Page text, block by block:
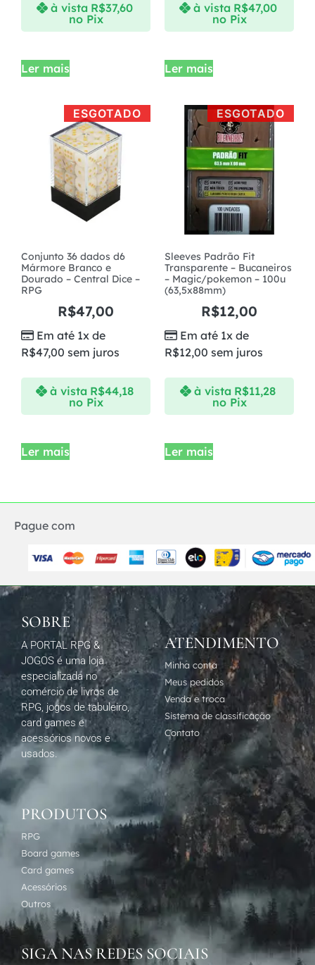
à vista R$37,60
no Pix
Ler mais
à vista R$47,00
no Pix
Ler mais
ESGOTADO
Conjunto 36 dados d6
Mármore Branco e
Dourado – Central Dice –
RPG
R$47,00
Em até 1x de
R$47,00 sem juros
à vista R$44,18
no Pix
Ler mais
ESGOTADO
Sleeves Padrão Fit
Transparente – Bucaneiros
– Magic/pokemon – 100u
(63,5x88mm)
R$12,00
Em até 1x de
R$12,00 sem juros
à vista R$11,28
no Pix
Ler mais
Pague com
SOBRE
A PORTAL RPG &
JOGOS é uma loja
especializada no
comércio de livros de
RPG, jogos de tabuleiro,
card games e
acessórios novos e
usados.
ATENDIMENTO
Minha conta
Meus pedidos
Venda e troca
Sistema de classificação
Contato
PRODUTOS
RPG
Board games
Card games
Acessórios
Outros
SIGA NAS REDES SOCIAIS